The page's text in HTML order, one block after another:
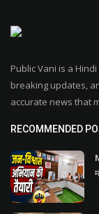
Public Vani is a
breaking updates,
accurate news that
RECOMMENDED